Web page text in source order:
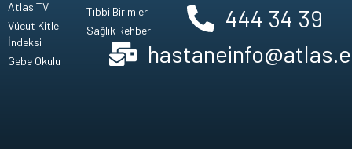
Atlas TV
Vücut Kitle
İndeksi
Gebe Okulu
Tıbbi Birimler
Sağlık Rehberi
444 34 39